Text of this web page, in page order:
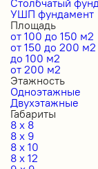
УШП фундамент
Площадь
от 100 до 150 м2
от 150 до 200 м2
до 100 м2
от 200 м2
Этажность
Одноэтажные
Двухэтажные
Габариты
8 x 8
8 x 9
8 x 10
8 x 12